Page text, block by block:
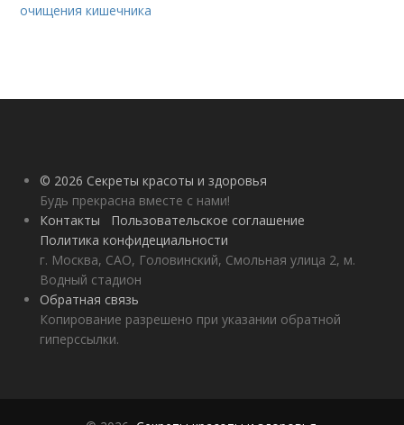
очищения кишечника
© 2026 Секреты красоты и здоровья
Будь прекрасна вместе с нами!
Контакты
Пользовательское соглашение
Политика конфидециальности
г. Москва, САО, Головинский, Смольная улица 2, м.
Водный стадион
Обратная связь
Копирование разрешено при указании обратной
гиперссылки.